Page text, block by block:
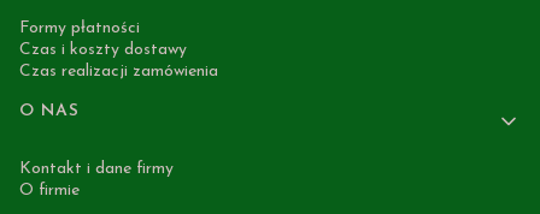
Formy płatności
Czas i koszty dostawy
Czas realizacji zamówienia
O NAS
Kontakt i dane firmy
O firmie